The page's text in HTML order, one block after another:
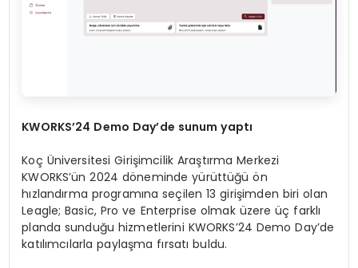
KWORKS’24 Demo Day’de sunum yaptı
Koç Üniversitesi Girişimcilik Araştırma Merkezi
KWORKS’ün 2024 döneminde yürüttüğü ön
hızlandırma programına seçilen 13 girişimden biri olan
Leagle; Basic, Pro ve Enterprise olmak üzere üç farklı
planda sunduğu hizmetlerini KWORKS’24 Demo Day’de
katılımcılarla paylaşma fırsatı buldu.